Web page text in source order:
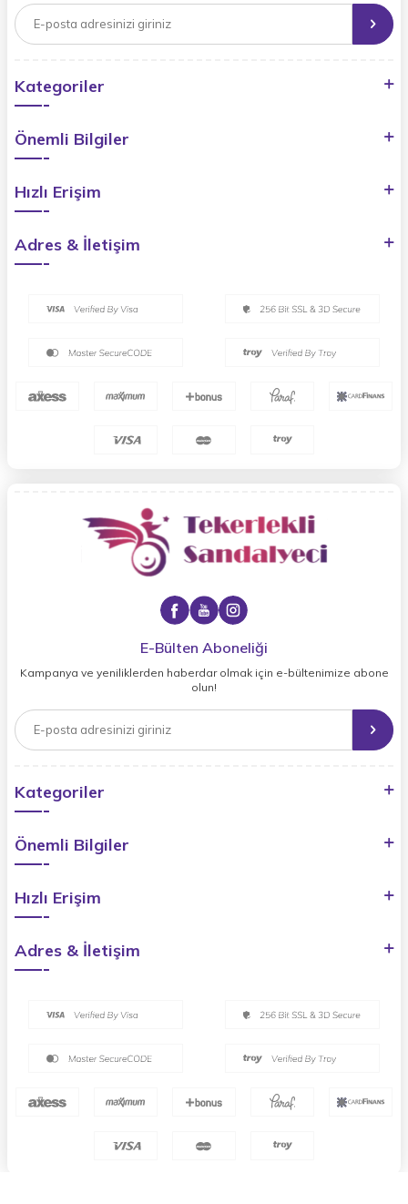
Kategoriler
Önemli Bilgiler
Hızlı Erişim
Adres & İletişim
E-Bülten Aboneliği
Kampanya ve yeniliklerden haberdar olmak için e-bültenimize abone
olun!
Kategoriler
Önemli Bilgiler
Hızlı Erişim
Adres & İletişim